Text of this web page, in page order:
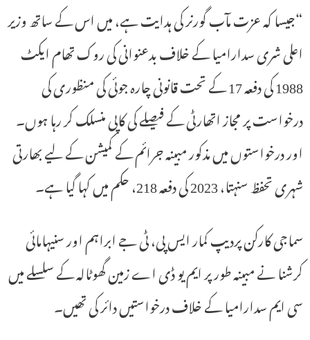
“جیسا کہ عزت مآب گورنر کی ہدایت ہے، میں اس کے ساتھ وزیر
اعلی شری سدارامیا کے خلاف بدعنوانی کی روک تھام ایکٹ
1988 کی دفعہ 17 کے تحت قانونی چارہ جوئی کی منظوری کی
درخواست پر مجاز اتھارٹی کے فیصلے کی کاپی منسلک کر رہا ہوں۔
اور درخواستوں میں مذکور مبینہ جرائم کے کمیشن کے لیے بھارتی
شہری تحفظ سنہتا، 2023 کی دفعہ 218، حکم میں کہا گیا ہے۔
سماجی کارکن پردیپ کمار ایس پی، ٹی جے ابراہم اور سنیہامائی
کرشنا نے مبینہ طور پر ایم یو ڈی اے زمین گھوٹالہ کے سلسلے میں
سی ایم سدارامیا کے خلاف درخواستیں دائر کی تھیں۔